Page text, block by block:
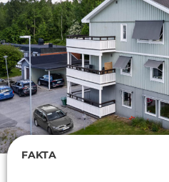
FAKTA